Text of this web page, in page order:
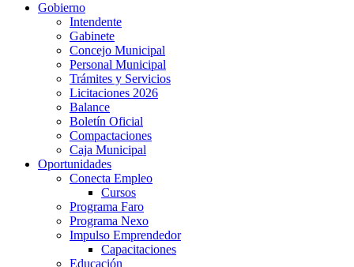
Gobierno
Intendente
Gabinete
Concejo Municipal
Personal Municipal
Trámites y Servicios
Licitaciones 2026
Balance
Boletín Oficial
Compactaciones
Caja Municipal
Oportunidades
Conecta Empleo
Cursos
Programa Faro
Programa Nexo
Impulso Emprendedor
Capacitaciones
Educación